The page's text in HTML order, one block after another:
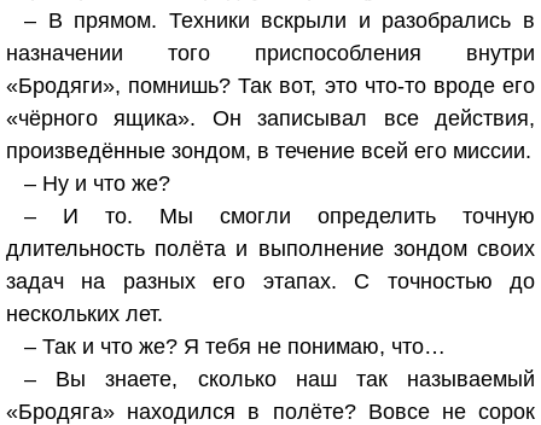
– В прямом. Техники вскрыли и разобрались в
назначении того приспособления внутри
«Бродяги», помнишь? Так вот, это что-то вроде его
«чёрного ящика». Он записывал все действия,
произведённые зондом, в течение всей его миссии.
– Ну и что же?
– И то. Мы смогли определить точную
длительность полёта и выполнение зондом своих
задач на разных его этапах. С точностью до
нескольких лет.
– Так и что же? Я тебя не понимаю, что…
– Вы знаете, сколько наш так называемый
«Бродяга» находился в полёте? Вовсе не сорок